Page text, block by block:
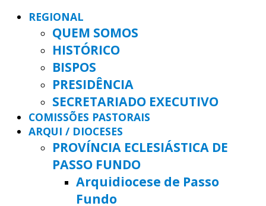
REGIONAL
QUEM SOMOS
HISTÓRICO
BISPOS
PRESIDÊNCIA
SECRETARIADO EXECUTIVO
COMISSÕES PASTORAIS
ARQUI / DIOCESES
PROVÍNCIA ECLESIÁSTICA DE
PASSO FUNDO
Arquidiocese de Passo
Fundo